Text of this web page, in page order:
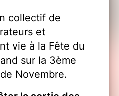
collectif de
et
vie à la Fête du
sur la 3ème
Novembre.